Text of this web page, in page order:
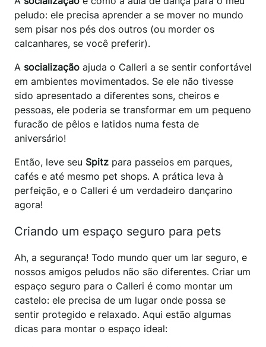
peludo: ele precisa aprender a se mover no mundo
sem pisar nos pés dos outros (ou morder os
calcanhares, se você preferir).
A socialização ajuda o Calleri a se sentir confortável
em ambientes movimentados. Se ele não tivesse
sido apresentado a diferentes sons, cheiros e
pessoas, ele poderia se transformar em um pequeno
furacão de pêlos e latidos numa festa de
aniversário!
Então, leve seu Spitz para passeios em parques,
cafés e até mesmo pet shops. A prática leva à
perfeição, e o Calleri é um verdadeiro dançarino
agora!
Criando um espaço seguro para pets
Ah, a segurança! Todo mundo quer um lar seguro, e
nossos amigos peludos não são diferentes. Criar um
espaço seguro para o Calleri é como montar um
castelo: ele precisa de um lugar onde possa se
sentir protegido e relaxado. Aqui estão algumas
dicas para montar o espaço ideal: